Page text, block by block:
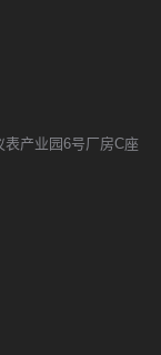
产业园6号厂房C座